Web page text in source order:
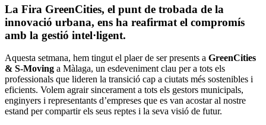
La Fira GreenCities, el punt de trobada de la
innovació urbana, ens ha reafirmat el compromís
amb la gestió intel·ligent.
Aquesta setmana, hem tingut el plaer de ser presents a GreenCities
& S-Moving a Màlaga, un esdeveniment clau per a tots els
professionals que lideren la transició cap a ciutats més sostenibles i
eficients. Volem agrair sincerament a tots els gestors municipals,
enginyers i representants d’empreses que es van acostar al nostre
estand per compartir els seus reptes i la seva visió de futur.